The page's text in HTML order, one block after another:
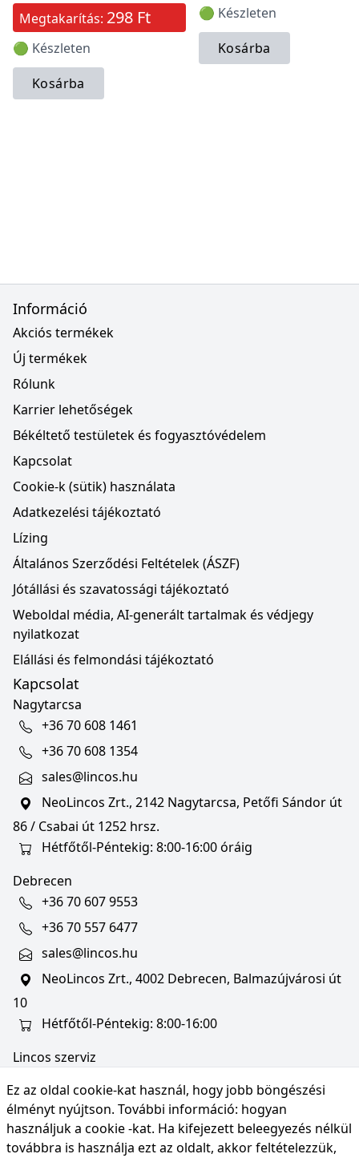
Megtakarítás: 298 Ft
🟢 Készleten
Kosárba
🟢 Készleten
Kosárba
Ez az oldal cookie-kat használ, hogy jobb böngészési
élményt nyújtson. További információ: hogyan
használjuk a cookie -kat. Ha kifejezett beleegyezés nélkül
továbbra is használja ezt az oldalt, akkor feltételezzük,
Információ
Akciós termékek
Új termékek
Rólunk
Karrier lehetőségek
Békéltető testületek és fogyasztóvédelem
Kapcsolat
Cookie-k (sütik) használata
Adatkezelési tájékoztató
Lízing
Általános Szerződési Feltételek (ÁSZF)
Jótállási és szavatossági tájékoztató
Weboldal média, AI-generált tartalmak és védjegy
nyilatkozat
Elállási és felmondási tájékoztató
Kapcsolat
Nagytarcsa
+36 70 608 1461
+36 70 608 1354
sales@lincos.hu
NeoLincos Zrt., 2142 Nagytarcsa, Petőfi Sándor út
86 / Csabai út 1252 hrsz.
Hétfőtől-Péntekig: 8:00-16:00 óráig
Debrecen
+36 70 607 9553
+36 70 557 6477
sales@lincos.hu
NeoLincos Zrt., 4002 Debrecen, Balmazújvárosi út
10
Hétfőtől-Péntekig: 8:00-16:00
Lincos szerviz
NeoLincos Zrt., 4002 Debrecen, Balmazújvárosi út
10
Nyitvatartás: hétfő-péntek 8:00-16:00